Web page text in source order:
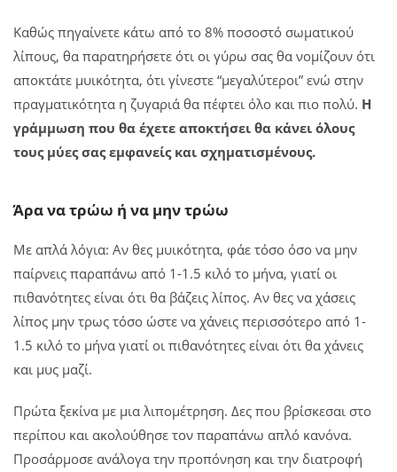
Καθώς πηγαίνετε κάτω από το 8% ποσοστό σωματικού
λίπους, θα παρατηρήσετε ότι οι γύρω σας θα νομίζουν ότι
αποκτάτε μυικότητα, ότι γίνεστε “μεγαλύτεροι” ενώ στην
πραγματικότητα η ζυγαριά θα πέφτει όλο και πιο πολύ. Η
γράμμωση που θα έχετε αποκτήσει θα κάνει όλους
τους μύες σας εμφανείς και σχηματισμένους.
Άρα να τρώω ή να μην τρώω
Με απλά λόγια: Αν θες μυικότητα, φάε τόσο όσο να μην
παίρνεις παραπάνω από 1-1.5 κιλό το μήνα, γιατί οι
πιθανότητες είναι ότι θα βάζεις λίπος. Αν θες να χάσεις
λίπος μην τρως τόσο ώστε να χάνεις περισσότερο από 1-
1.5 κιλό το μήνα γιατί οι πιθανότητες είναι ότι θα χάνεις
και μυς μαζί.
Πρώτα ξεκίνα με μια λιπομέτρηση. Δες που βρίσκεσαι στο
περίπου και ακολούθησε τον παραπάνω απλό κανόνα.
Προσάρμοσε ανάλογα την προπόνηση και την διατροφή